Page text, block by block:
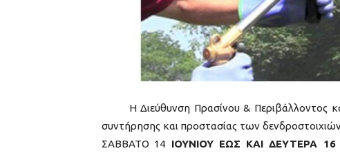
Η Διεύθυνση Πρασίνου & Περιβάλλοντος
συντήρησης και προστασίας των
ΣΑΒΒΑΤΟ 14 ΙΟΥΝΙΟΥ ΕΩΣ ΚΑΙ ΔΕΥΤΕΡΑ 16